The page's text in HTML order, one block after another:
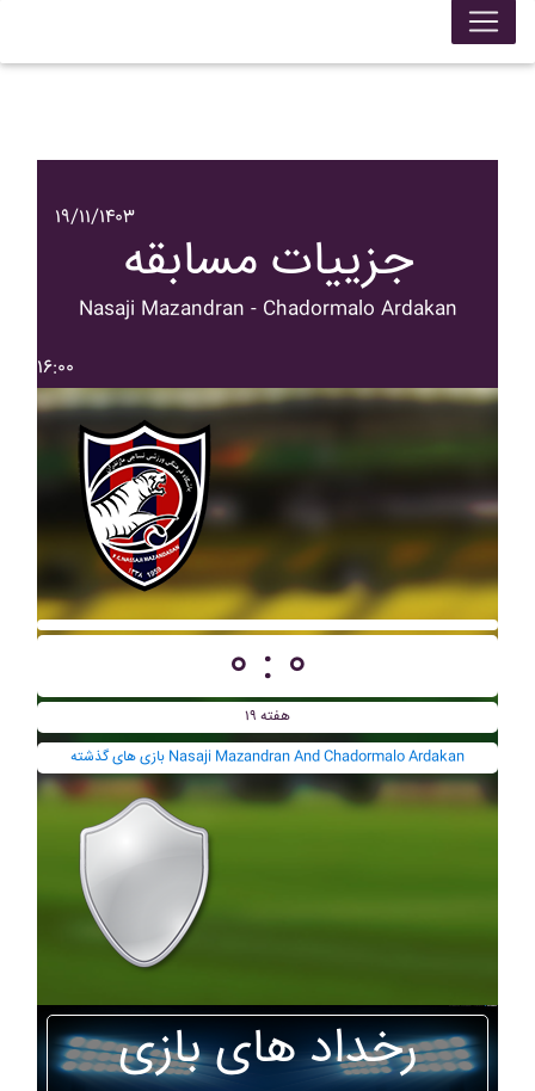
۱۹/۱۱/۱۴۰۳
جزییات مسابقه
Nasaji Mazandran - Chadormalo Ardakan
۱۶:۰۰
۰ : ۰
هفته ۱۹
بازی های گذشته Nasaji Mazandran And Chadormalo Ardakan
رخداد های بازی